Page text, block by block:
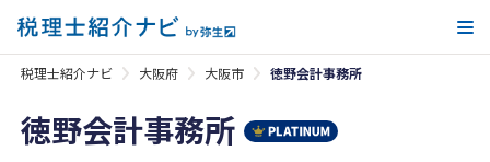
税理士紹介ナビ 大阪府 大阪市 徳野会計事務所
徳野会計事務所